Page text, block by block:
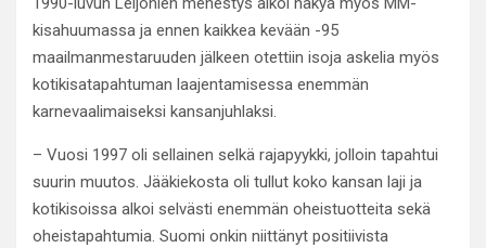
kisahuumassa ja ennen kaikkea kevään -95
maailmanmestaruuden jälkeen otettiin isoja askelia myös
kotikisatapahtuman laajentamisessa enemmän
karnevaalimaiseksi kansanjuhlaksi.
– Vuosi 1997 oli sellainen selkä rajapyykki, jolloin tapahtui
suurin muutos. Jääkiekosta oli tullut koko kansan laji ja
kotikisoissa alkoi selvästi enemmän oheistuotteita sekä
oheistapahtumia. Suomi onkin niittänyt positiivista